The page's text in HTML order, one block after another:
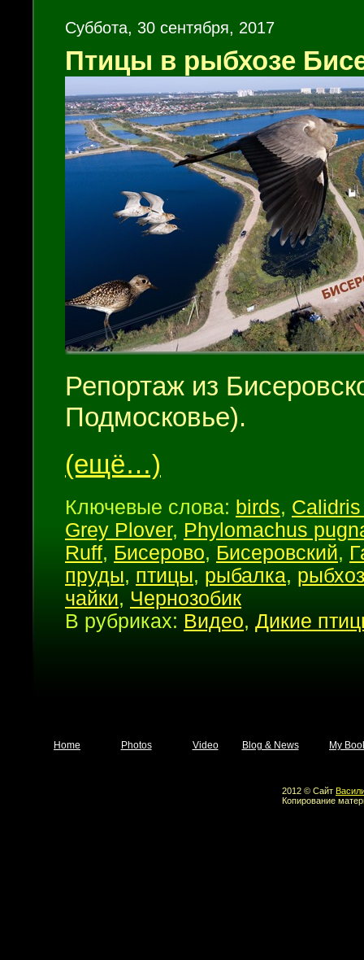
Суббота, 30 сентября, 2017
Птицы в рыбхозе
Репортаж из
Подмосковье).
(ещё…)
Ключевые слова: birds,
Grey Plover, Phylomachus
Ruff, Бисерово, Бисеровский,
пруды, птицы, рыбалка, рыбхоз
чайки, Чернозобик
В рубриках: Видео, Дикие
Home Photos Video Blog & News My
2012 © Сайт
Копирование